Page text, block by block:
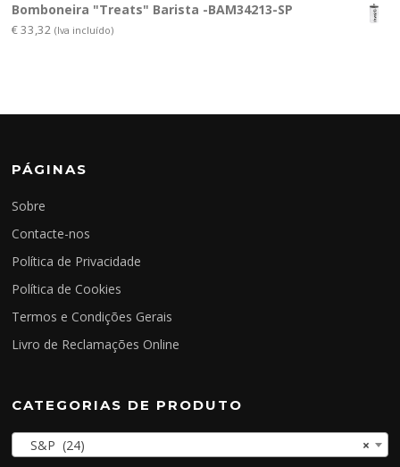
Bomboneira "Treats" Barista -BAM34213-SP
€33,32 (Iva incluído)
PÁGINAS
Sobre
Contacte-nos
Política de Privacidade
Política de Cookies
Termos e Condições Gerais
Livro de Reclamações Online
CATEGORIAS DE PRODUTO
×
S&P (24)